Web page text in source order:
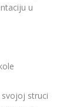
u
svojoj struci